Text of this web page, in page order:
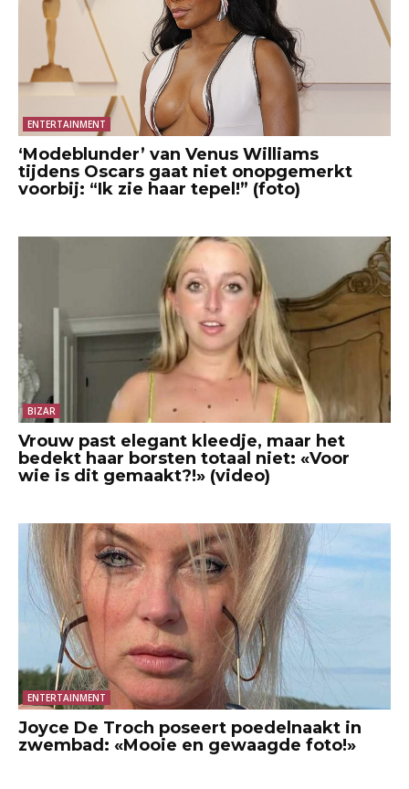
ENTERTAINMENT
‘Modeblunder’ van Venus Williams
tijdens Oscars gaat niet onopgemerkt
voorbij: “Ik zie haar tepel!” (foto)
BIZAR
Vrouw past elegant kleedje, maar het
bedekt haar borsten totaal niet: «Voor
wie is dit gemaakt?!» (video)
ENTERTAINMENT
Joyce De Troch poseert poedelnaakt in
zwembad: «Mooie en gewaagde foto!»